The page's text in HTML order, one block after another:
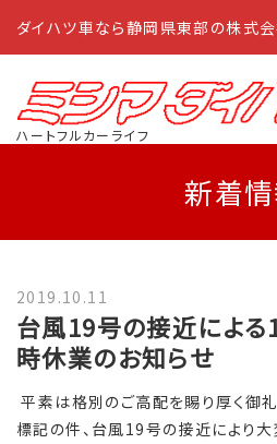
ハートフルカーライフ
新着
2019.10.11
台風19号の接近による
時休業のお知らせ
平素は格別のご高配を賜り厚く御礼
標記の件、台風19号の接近により